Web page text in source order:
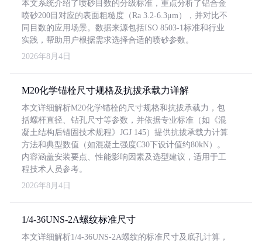
本文系统介绍了喷砂目数的分级标准，重点分析了铝合金
喷砂200目对应的表面粗糙度（Ra 3.2-6.3μm），并对比不
同目数的应用场景。数据来源包括ISO 8503-1标准和行业
实践，帮助用户根据需求选择合适的喷砂参数。
2026年8月4日
M20化学锚栓尺寸规格及抗拔承载力详解
本文详细解析M20化学锚栓的尺寸规格和抗拔承载力，包
括螺杆直径、钻孔尺寸等参数，并依据专业标准（如《混
凝土结构后锚固技术规程》JGJ 145）提供抗拔承载力计算
方法和典型数值（如混凝土强度C30下设计值约80kN）。
内容涵盖安装要点、性能影响因素及选型建议，适用于工
程技术人员参考。
2026年8月4日
1/4-36UNS-2A螺纹标准尺寸
本文详细解析1/4-36UNS-2A螺纹的标准尺寸及底孔计算，